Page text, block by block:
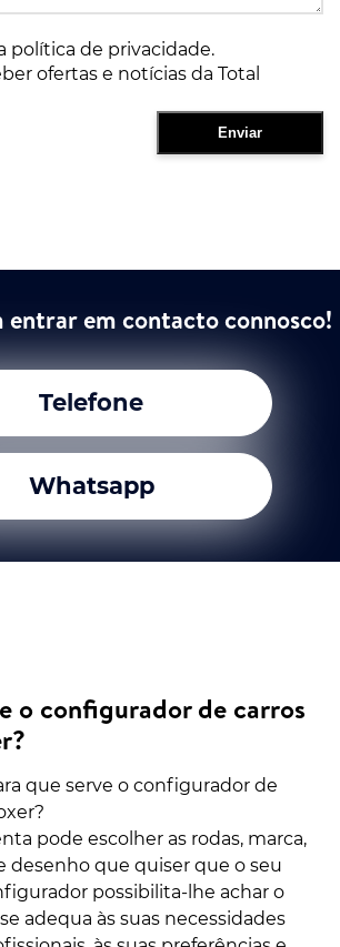
política de privacidade.
ofertas e notícias da Total
entrar em contacto connosco!
Telefone
Whatsapp
o configurador de carros
que serve o configurador de
pode escolher as rodas, marca,
desenho que quiser que o seu
possibilita-lhe achar o
adequa às suas necessidades